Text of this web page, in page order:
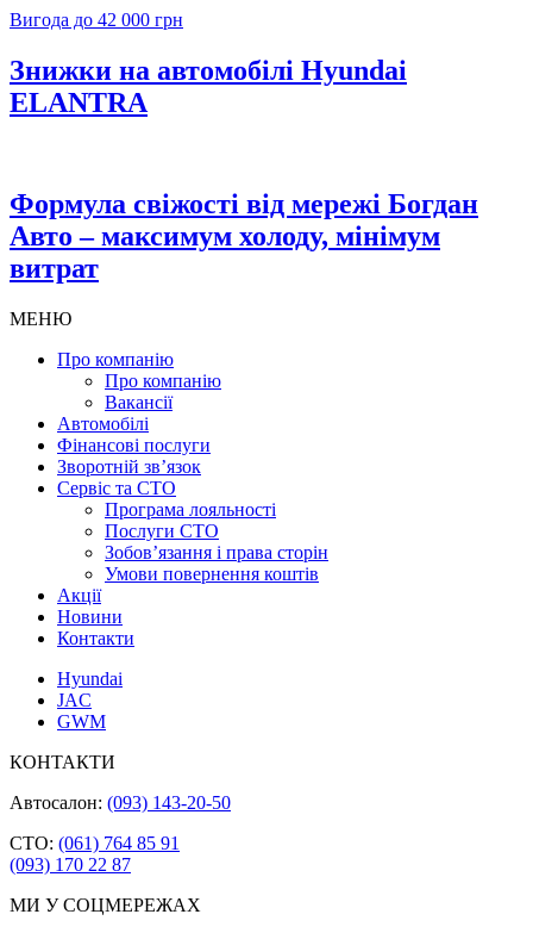
Вигода до 42 000 грн
Знижки на автомобілі Hyundai
ELANTRA
Формула свіжості від мережі Богдан
Авто – максимум холоду, мінімум
витрат
МЕНЮ
Про компанію
Про компанію
Вакансії
Автомобілі
Фінансові послуги
Зворотній зв’язок
Cервіс та СТО
Програма лояльності
Послуги СТО
Зобов’язання і права сторін
Умови повернення коштів
Акції
Новини
Контакти
Hyundai
JAC
GWM
КОНТАКТИ
Автосалон: (093) 143-20-50
СТО: (061) 764 85 91
(093) 170 22 87
МИ У СОЦМЕРЕЖАХ